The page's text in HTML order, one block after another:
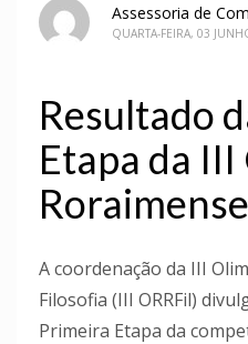
Assessoria de
QUARTA-FEIRA, 03
Resultado
Etapa da
A coordenação da III
Filosofia (III ORRFil)
Primeira Etapa da